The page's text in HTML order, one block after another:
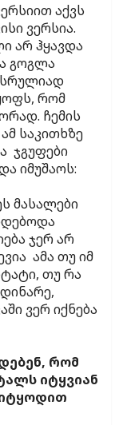
აქვს
ვერსია.
არ ჰყავდა
გოგლა
სრულიად
რომ
ჩემის
საკითხზე
ჯგუფები
იმუშაოს:
მასალები
ჯერ არ
ამა თუ იმ
თუ რა
ვერ იქნება
რომ
იტყვიან